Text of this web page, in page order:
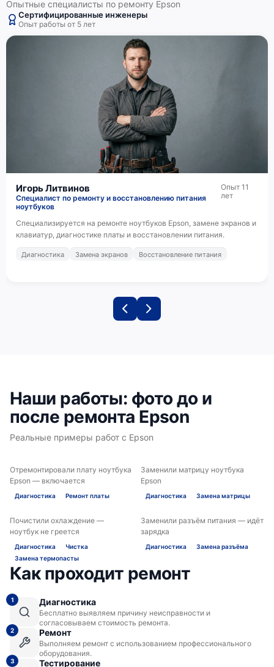
Опытные специалисты по ремонту Epson
Сертифицированные инженеры
Опыт работы от 5 лет
Игорь Литвинов
Специалист по ремонту и восстановлению питания
ноутбуков
Опыт 11
лет
Специализируется на ремонте ноутбуков Epson, замене экранов и
клавиатур, диагностике платы и восстановлении питания.
Диагностика Замена экранов Восстановление питания
Наши работы: фото до и
после ремонта Epson
Реальные примеры работ с Epson
ДО ПОСЛЕ
Отремонтировали плату ноутбука
Epson — включается
Диагностика Ремонт платы
ДО ПОСЛЕ
Заменили матрицу ноутбука
Epson
Диагностика Замена матрицы
ДО ПОСЛЕ
Почистили охлаждение —
ноутбук не греется
Диагностика
Чистка
Замена термопасты
ДО ПОСЛЕ
Заменили разъём питания — идёт
зарядка
Диагностика Замена разъёма
Как проходит ремонт
1 Диагностика
Бесплатно выявляем причину неисправности и
согласовываем стоимость ремонта.
2 Ремонт
Выполняем ремонт с использованием профессионального
оборудования.
3 Тестирование